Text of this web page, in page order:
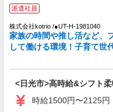
派遣社員
日光市＊
トSTAFF
時給
通費全支
派遣社員
株式会社kotrio /●UT-H-1981040
家族の時間や推し活など、
して働ける環境！子育て世
<日光市>高時給&シフト
時給1500円〜2125